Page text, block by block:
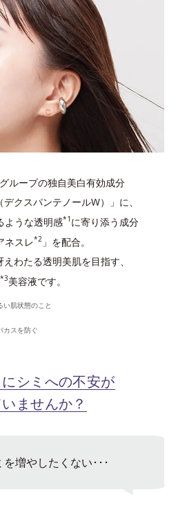
ループの独自美白有効成分
クスパンテノールW）」に、
ような透明感*1 に寄り添う成分
ネスレ*2 」を配合。
わたる透明美肌を目指す、
*3美容液です。
い肌状態のこと
カスを防ぐ
シミへの不安が
ませんか？
増やしたくない･･･